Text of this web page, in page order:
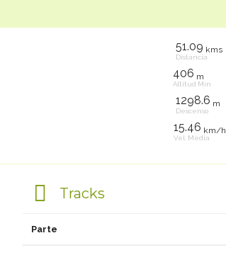
51.09 kms
Distancia
406 m
Altitud Mín
1298.6 m
Descenso
15.46 km/h
Vel. Media
Tracks
Parte